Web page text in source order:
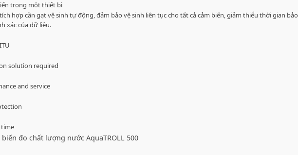
trong một thiết bị
hợp cần gạt vệ sinh tự động, đảm bảo vệ sinh liên tục cho tất cả cảm biến, giảm thiểu thời gian
xác của dữ liệu.
solution required
and service
time
đo chất lượng nước AquaTROLL 500